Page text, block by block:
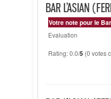
BAR L’ASIAN
Votre note pour le
Evaluation
Rating: 0.0/5 (0 votes